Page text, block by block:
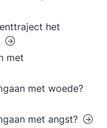
het
met
met woede?
met angst?